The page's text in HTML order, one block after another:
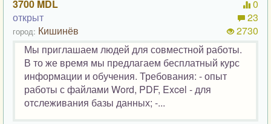
3700 MDL
открыт
город: Кишинёв
0
23
2730
Мы приглашаем людей для совместной работы.
В то же время мы предлагаем бесплатный курс
информации и обучения. Требования: - опыт
работы с файлами Word, PDF, Excel - для
отслеживания базы данных; -...